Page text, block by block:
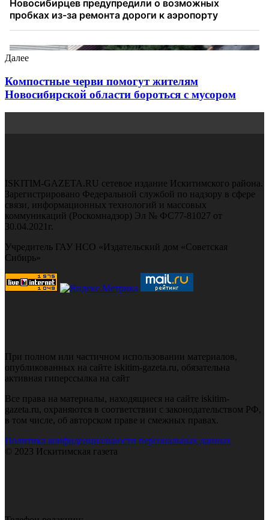
Далее
Компостные черви помогут жителям
Новосибирской области бороться с мусором
ISKITIM-GAZETA.RU сетевое издание Искитимского района.
Зарегистрировано Федеральной службой по надзору в сфере
связи, информационных технологий и массовых
коммуникаций (Роскомнадзор) Эл № ФС77-81027 от
30.04.2021г.
Учредитель ГАУ НСО «Издательский дом «Советская
Сибирь»
При полном или частичном использовании материалов,
опубликованных на сайте iskitim-gazeta.ru, обязательна
активная гиперссылка на сайт
Все права на материалы, находящиеся на сайте iskitim-
gazeta.ru, охраняются в соответствии с законодательством РФ,
в том числе, об авторском праве и смежных правах.
Политика конфиденциальности персональных данных
© 2023 Искитимская газета